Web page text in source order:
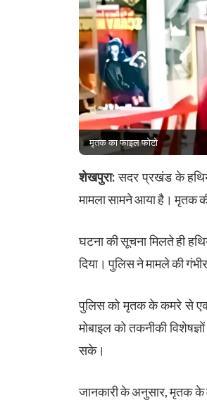
मृतक का फाइल फोटो
शेखपुरा:सदर प्रखंड के
मामला सामने आया है। मृतक
घटना की सूचना मिलते ही
दिया। पुलिस ने मामले की
पुलिस को मृतक के कमरे से एक
मोबाइल को तकनीकी
सके।
जानकारी के अनुसार, मृतक के